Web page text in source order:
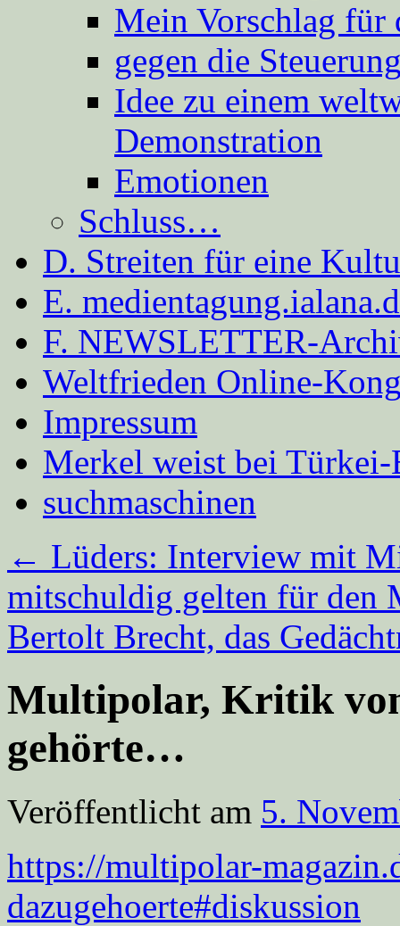
Mein Vorschlag für
gegen die
Idee zu einem
Demonstration
Emotionen
Schluss…
D. Streiten für eine
E.
F. NEWSLETTER-
Weltfrieden Online-
Impressum
Merkel weist bei
suchmaschinen
← Lüders: Interview mit
mitschuldig gelten für den
Bertolt Brecht, das
Multipolar, Kritik
gehörte…
Veröffentlicht am 5.
https://multipolar-
dazugehoerte#diskussion